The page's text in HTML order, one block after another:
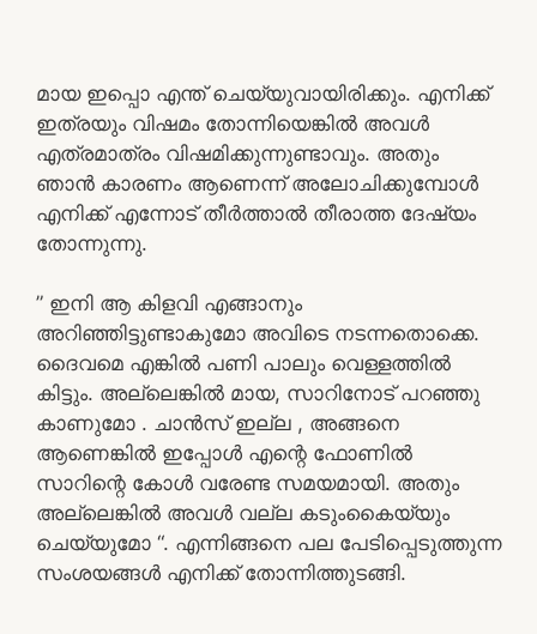
മായ ഇപ്പൊ എന്ത് ചെയ്യുവായിരിക്കും. എനിക്ക്
ഇത്രയും വിഷമം തോന്നിയെങ്കിൽ അവൾ
എത്രമാത്രം വിഷമിക്കുന്നുണ്ടാവും. അതും
ഞാൻ കാരണം ആണെന്ന് അലോചിക്കുമ്പോൾ
എനിക്ക് എന്നോട് തീർത്താൽ തീരാത്ത ദേഷ്യം
തോന്നുന്നു.
” ഇനി ആ കിളവി എങ്ങാനും
അറിഞ്ഞിട്ടുണ്ടാകുമോ അവിടെ നടന്നതൊക്കെ.
ദൈവമെ എങ്കിൽ പണി പാലും വെള്ളത്തിൽ
കിട്ടും. അല്ലെങ്കിൽ മായ, സാറിനോട് പറഞ്ഞു
കാണുമോ . ചാൻസ് ഇല്ല , അങ്ങനെ
ആണെങ്കിൽ ഇപ്പോൾ എന്റെ ഫോണിൽ
സാറിന്റെ കോൾ വരേണ്ട സമയമായി. അതും
അല്ലെങ്കിൽ അവൾ വല്ല കടുംകൈയ്യും
ചെയ്യുമോ “. എന്നിങ്ങനെ പല പേടിപ്പെടുത്തുന്ന
സംശയങ്ങൾ എനിക്ക് തോന്നിത്തുടങ്ങി.